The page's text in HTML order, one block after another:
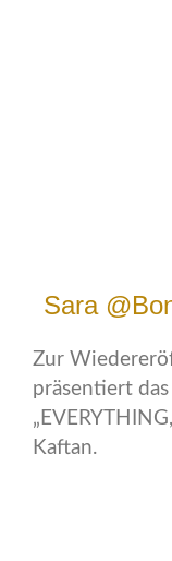
Sara
Zur
präsentiert
Kaftan.